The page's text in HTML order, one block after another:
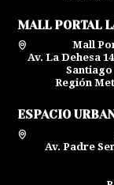
MALL PORTAL
Mall
Av. La Dehesa
Región
ESPACIO
Av. Padre